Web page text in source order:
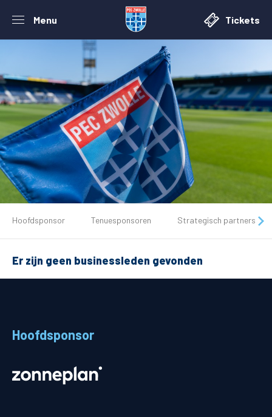
Menu Tickets
De club
Matchdays
MVO & Regio
Hoofdsponsor Tenuesponsoren Strategisch partners
Er zijn geen businessleden gevonden
Hoofdsponsor